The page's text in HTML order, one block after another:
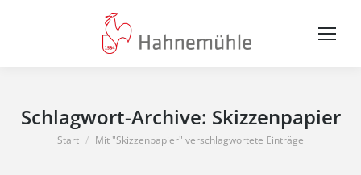
Schlagwort-Archive: Skizzenpapier
Sie befinden sich hier:
Start Mit "Skizzenpapier" verschlagwortete Einträge